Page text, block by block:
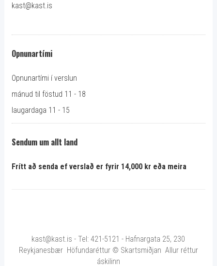
kast@kast.is
Opnunartími
Opnunartími í verslun
mánud til föstud 11 - 18
laugardaga 11 - 15
Sendum um allt land
Frítt að senda ef verslað er fyrir 14,000 kr eða meira
kast@kast.is - Tel: 421-5121 - Hafnargata 25, 230
Reykjanesbær Höfundaréttur © Skartsmiðjan Allur réttur
áskilinn